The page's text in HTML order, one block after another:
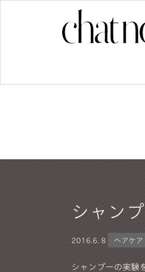
シャン
2016. 6. 8 ヘアケア
シャンプーの実験